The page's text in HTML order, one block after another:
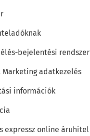
bejelentési rendszer
Marketing adatkezelés
információk
expressz online áruhitel